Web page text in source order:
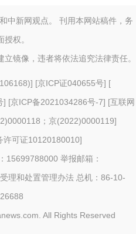
中新网观点。 刊用本网站稿件，务
授权。
镜像，违者将依法追究法律责任。
] [京ICP证040655号] [
] [京ICP备2021034286号-7] [互联网
；京(2022)0000119]
许可证10120180010]
15699788000 举报邮箱：
理和处置管理办法 总机：86-10-
All Rights Reserved